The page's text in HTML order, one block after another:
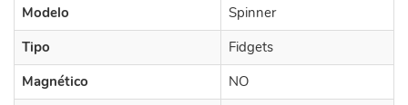
Modelo
Spinner
Tipo
Fidgets
Magnético
NO